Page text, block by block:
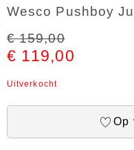
Wesco Pushboy
€ 159,00
€ 119,00
Uitverkocht
Op